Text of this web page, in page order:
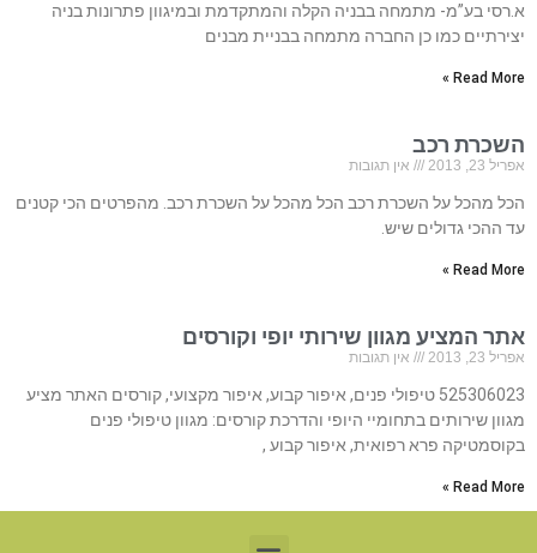
א.רסי בע”מ- מתמחה בבניה הקלה והמתקדמת ובמיגוון פתרונות בניה
יצירתיים כמו כן החברה מתמחה בבניית מבנים
Read More »
השכרת רכב
אפריל 23, 2013 אין תגובות
הכל מהכל על השכרת רכב הכל מהכל על השכרת רכב. מהפרטים הכי קטנים
עד ההכי גדולים שיש.
Read More »
אתר המציע מגוון שירותי יופי וקורסים
אפריל 23, 2013 אין תגובות
525306023 טיפולי פנים, איפור קבוע, איפור מקצועי, קורסים האתר מציע
מגוון שירותים בתחומיי היופי והדרכת קורסים: מגוון טיפולי פנים
בקוסמטיקה פרא רפואית, איפור קבוע ,
Read More »